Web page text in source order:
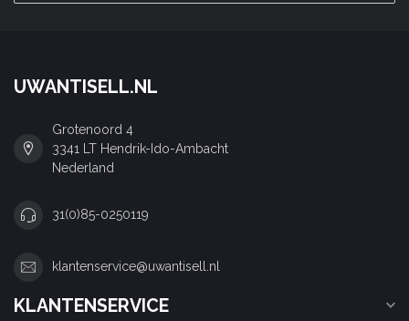
UWANTISELL.NL
Grotenoord 4
3341 LT Hendrik-Ido-Ambacht
Nederland
31(0)85-0250119
klantenservice@uwantisell.nl
KLANTENSERVICE